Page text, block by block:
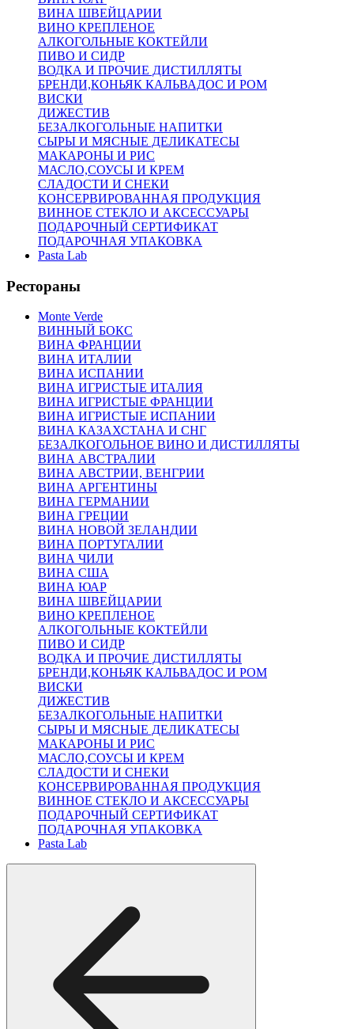
ВИНА ШВЕЙЦАРИИ
ВИНО КРЕПЛЕНОЕ
АЛКОГОЛЬНЫЕ КОКТЕЙЛИ
ПИВО И СИДР
ВОДКА И ПРОЧИЕ ДИСТИЛЛЯТЫ
БРЕНДИ,КОНЬЯК КАЛЬВАДОС И РОМ
ВИСКИ
ДИЖЕСТИВ
БЕЗАЛКОГОЛЬНЫЕ НАПИТКИ
СЫРЫ И МЯСНЫЕ ДЕЛИКАТЕСЫ
МАКАРОНЫ И РИС
МАСЛО,СОУСЫ И КРЕМ
СЛАДОСТИ И СНЕКИ
КОНСЕРВИРОВАННАЯ ПРОДУКЦИЯ
ВИННОЕ СТЕКЛО И АКСЕССУАРЫ
ПОДАРОЧНЫЙ СЕРТИФИКАТ
ПОДАРОЧНАЯ УПАКОВКА
Pasta Lab
Рестораны
Monte Verde
ВИННЫЙ БОКС
ВИНА ФРАНЦИИ
ВИНА ИТАЛИИ
ВИНА ИСПАНИИ
ВИНА ИГРИСТЫЕ ИТАЛИЯ
ВИНА ИГРИСТЫЕ ФРАНЦИИ
ВИНА ИГРИСТЫЕ ИСПАНИИ
ВИНА КАЗАХСТАНА И СНГ
БЕЗАЛКОГОЛЬНОЕ ВИНО И ДИСТИЛЛЯТЫ
ВИНА АВСТРАЛИИ
ВИНА АВСТРИИ, ВЕНГРИИ
ВИНА АРГЕНТИНЫ
ВИНА ГЕРМАНИИ
ВИНА ГРЕЦИИ
ВИНА НОВОЙ ЗЕЛАНДИИ
ВИНА ПОРТУГАЛИИ
ВИНА ЧИЛИ
ВИНА США
ВИНА ЮАР
ВИНА ШВЕЙЦАРИИ
ВИНО КРЕПЛЕНОЕ
АЛКОГОЛЬНЫЕ КОКТЕЙЛИ
ПИВО И СИДР
ВОДКА И ПРОЧИЕ ДИСТИЛЛЯТЫ
БРЕНДИ,КОНЬЯК КАЛЬВАДОС И РОМ
ВИСКИ
ДИЖЕСТИВ
БЕЗАЛКОГОЛЬНЫЕ НАПИТКИ
СЫРЫ И МЯСНЫЕ ДЕЛИКАТЕСЫ
МАКАРОНЫ И РИС
МАСЛО,СОУСЫ И КРЕМ
СЛАДОСТИ И СНЕКИ
КОНСЕРВИРОВАННАЯ ПРОДУКЦИЯ
ВИННОЕ СТЕКЛО И АКСЕССУАРЫ
ПОДАРОЧНЫЙ СЕРТИФИКАТ
ПОДАРОЧНАЯ УПАКОВКА
Pasta Lab